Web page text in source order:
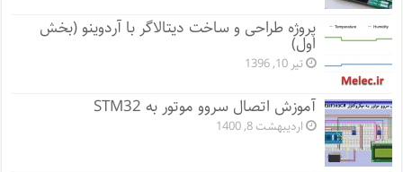
پروژه طراحی و ساخت دیتالاگر با آردوینو (بخش
اول)
تیر 10, 1396
آموزش اتصال سروو موتور به STM32
اردیبهشت 8, 1400